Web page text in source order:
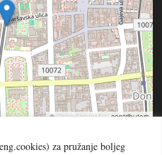
za pružanje boljeg
©OpenStreetMapcontributors